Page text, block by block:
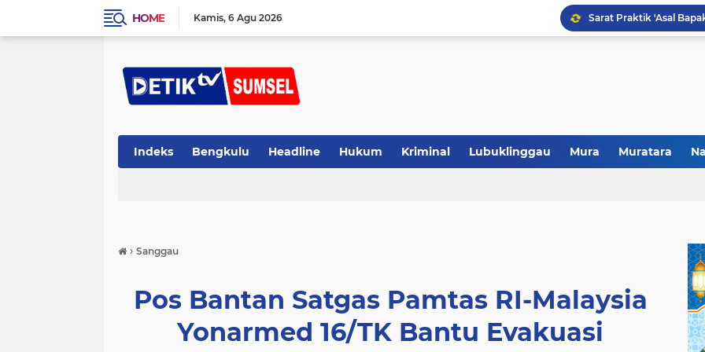
HOME Kamis 6 Agu 2026
Indeks Bengkulu Headline Hukum Kriminal Lubuklinggau Mura Muratara
› Sanggau
Pos Bantan Satgas Pamtas RI-Malaysia
Yonarmed 16/TK Bantu Evakuasi